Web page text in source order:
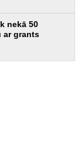
nekā 50
ar grants